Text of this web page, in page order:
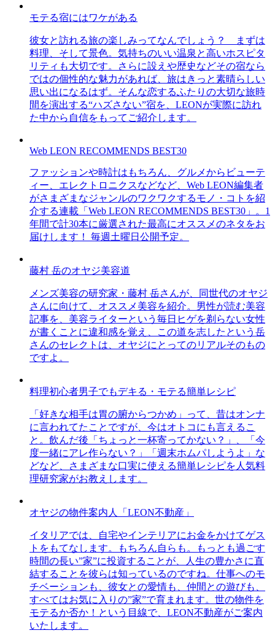
モテる宿にはワケがある
彼女と訪れる旅の楽しみってなんでしょう？ まずは
料理、そして景色。気持ちのいい温泉と高いホスピタ
リティも大切です。さらに設えや歴史などその宿なら
ではの個性的な魅力があれば、旅はきっと素晴らしい
思い出になるはず。そんな恋するふたりの大切な旅時
間を演出する“ハズさない”宿を、LEONが実際に訪れ
た中から自信をもってご紹介します。
Web LEON RECOMMENDS BEST30
ファッションや時計はもちろん、グルメからビューテ
ィー、エレクトロニクスなどなど、Web LEON編集者
がさまざまなジャンルのワクワクするモノ・コトを紹
介する連載「Web LEON RECOMMENDS BEST30」。1
年間で計30本に厳選された最高にオススメのネタをお
届けします！ 毎週土曜日公開予定。
藤村 岳のオヤジ美容道
メンズ美容の研究家・藤村 岳さんが、同世代のオヤジ
さんに向けて、オススメ美容を紹介。男性が読む美容
記事を、美容ライターという毎日ヒゲを剃らない女性
が書くことに違和感を覚え、この道を志したという岳
さんのセレクトは、オヤジにとってのリアルそのもの
ですよ。
料理初心者男子でもデキる・モテる簡単レシピ
「好きな相手は胃の腑からつかめ」って、昔はオンナ
に言われてたことですが、今はオトコにも言えるこ
と。飲んだ後「ちょっと一杯寄ってかない？」、「今
度一緒にアレ作らない？」「週末ホムパしようよ」な
どなど、さまざまな口実に使える簡単レシピを人気料
理研究家がお教えします。
オヤジの物件案内人「LEON不動産」
イタリアでは、自宅やインテリアにお金をかけてゲス
トをもてなします。もちろん自らも。もっとも過ごす
時間の長い”家”に投資することが、人生の豊かさに直
結することを彼らは知っているのですね。仕事へのモ
チベーションも、彼女との愛情も、仲間との遊びも、
すべてはお気に入りの”家”で育まれます。世の物件を
モテるか否か！という目線で、LEON不動産がご案内
いたします。